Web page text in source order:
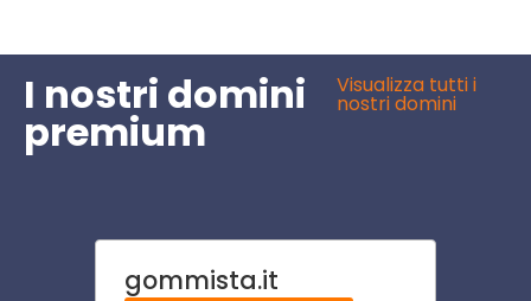
I nostri domini
premium
Visualizza tutti i
nostri domini
gommista.it